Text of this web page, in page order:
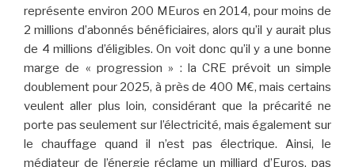
représente environ 200 MEuros en 2014, pour moins de
2 millions d’abonnés bénéficiaires, alors qu’il y aurait plus
de 4 millions d’éligibles. On voit donc qu’il y a une bonne
marge de « progression » : la CRE prévoit un simple
doublement pour 2025, à près de 400 M€, mais certains
veulent aller plus loin, considérant que la précarité ne
porte pas seulement sur l’électricité, mais également sur
le chauffage quand il n’est pas électrique. Ainsi, le
médiateur de l’énergie réclame un milliard d’Euros, pas